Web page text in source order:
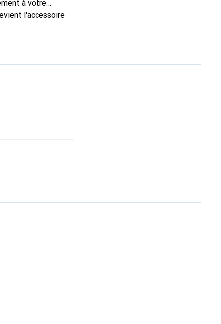
à votre
l'accessoire